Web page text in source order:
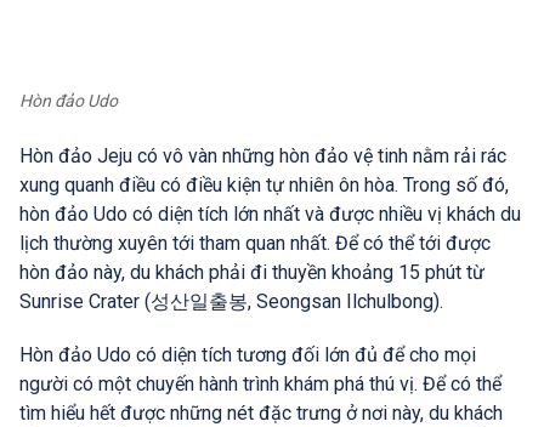
Hòn đảo Udo
Hòn đảo Jeju có vô vàn những hòn đảo vệ tinh nằm rải rác
xung quanh điều có điều kiện tự nhiên ôn hòa. Trong số đó,
hòn đảo Udo có diện tích lớn nhất và được nhiều vị khách du
lịch thường xuyên tới tham quan nhất. Để có thể tới được
hòn đảo này, du khách phải đi thuyền khoảng 15 phút từ
Sunrise Crater (성산일출봉, Seongsan Ilchulbong).
Hòn đảo Udo có diện tích tương đối lớn đủ để cho mọi
người có một chuyến hành trình khám phá thú vị. Để có thể
tìm hiểu hết được những nét đặc trưng ở nơi này, du khách